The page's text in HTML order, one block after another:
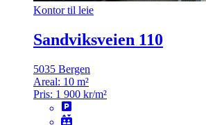
Kontor til leie
Sandviksveien 110
5035 Bergen
Areal: 10 m²
Pris: 1 900 kr/m²